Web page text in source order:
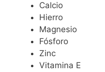
Calcio
Hierro
Magnesio
Fósforo
Zinc
Vitamina E